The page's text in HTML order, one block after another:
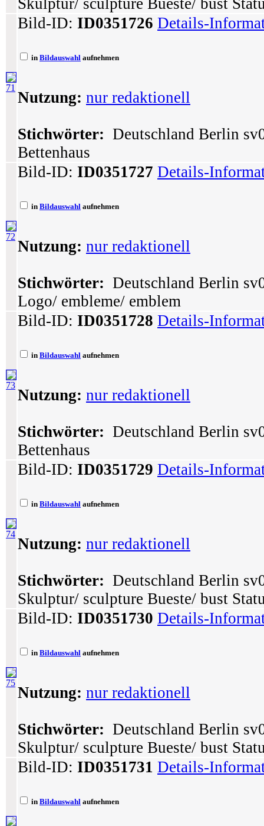
Skulptur/ sculpture Bueste/ bust
71
Bild-ID: ID0351726 Details-
in Bildauswahl aufnehmen
Nutzung: nur redaktionell
Stichwörter: Deutschland Berlin
Bettenhaus
72
Bild-ID: ID0351727 Details-
in Bildauswahl aufnehmen
Nutzung: nur redaktionell
Stichwörter: Deutschland Berlin
Logo/ embleme/ emblem
73
Bild-ID: ID0351728 Details-
in Bildauswahl aufnehmen
Nutzung: nur redaktionell
Stichwörter: Deutschland Berlin
Bettenhaus
74
Bild-ID: ID0351729 Details-
in Bildauswahl aufnehmen
Nutzung: nur redaktionell
Stichwörter: Deutschland Berlin
Skulptur/ sculpture Bueste/ bust
75
Bild-ID: ID0351730 Details-
in Bildauswahl aufnehmen
Nutzung: nur redaktionell
Stichwörter: Deutschland Berlin
Skulptur/ sculpture Bueste/ bust
Bild-ID: ID0351731 Details-
in Bildauswahl aufnehmen